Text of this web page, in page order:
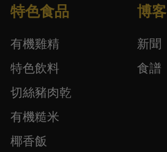
特色食品
有機雞精
特色飲料
切絲豬肉乾
有機糙米
椰香飯
博客
新聞
食譜